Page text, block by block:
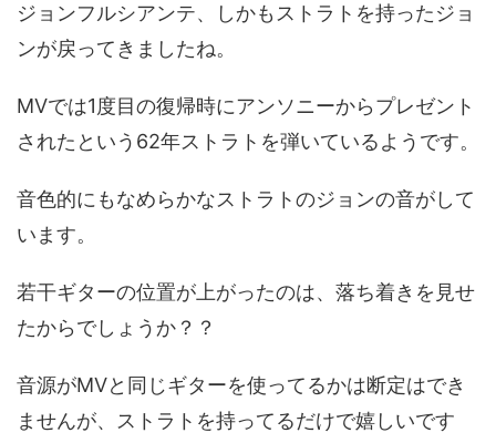
ジョンフルシアンテ、しかもストラトを持ったジョ
ンが戻ってきましたね。
MVでは1度目の復帰時にアンソニーからプレゼント
されたという62年ストラトを弾いているようです。
音色的にもなめらかなストラトのジョンの音がして
います。
若干ギターの位置が上がったのは、落ち着きを見せ
たからでしょうか？？
音源がMVと同じギターを使ってるかは断定はでき
ませんが、ストラトを持ってるだけで嬉しいです